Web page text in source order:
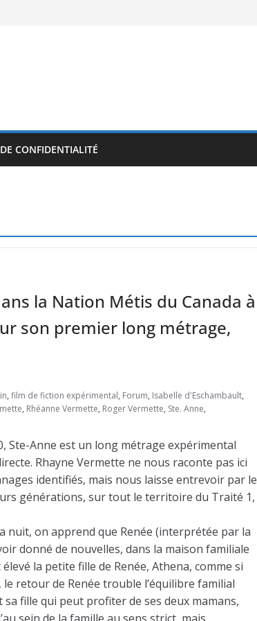
CONFIDENTIALITÉ
la Nation Métis du Canada à
son premier long métrage,
, film de fiction expérimental, Forum, Isabelle d'Eschambault,
, Rhéanne Vermette, Roger Vermette, Ste. Anne,
Ste-Anne est un long métrage expérimental
Rhayne Vermette ne nous raconte pas ici
identifiés, mais nous laisse entrevoir par le
générations, sur tout le territoire du Traité 1,
nuit, on apprend que Renée (interprétée par la
donné de nouvelles, dans la maison familiale
la petite fille de Renée, Athena, comme si
retour de Renée trouble l’équilibre familial
fille qui peut profiter de ses deux mamans,